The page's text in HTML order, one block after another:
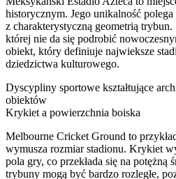
historycznym. Jego unikalność polega
z charakterystyczną geometrią
której nie da się podrobić
obiekt, który definiuje najwieksze
dziedzictwa kulturowego.
Dyscypliny sportowe kształtujące
obiektów
Krykiet a powierzchnia boiska
Melbourne Cricket Ground to
wymusza rozmiar stadionu. Krykiet
pola gry, co przekłada się na potężną
trybuny mogą być bardzo rozległe,